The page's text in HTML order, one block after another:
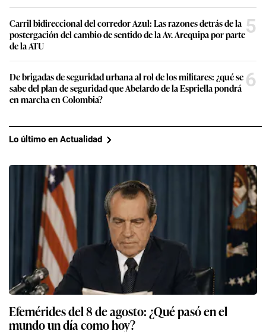
Carril bidireccional del corredor Azul: Las razones detrás de la
postergación del cambio de sentido de la Av. Arequipa por parte
de la ATU
5
De brigadas de seguridad urbana al rol de los militares: ¿qué se
sabe del plan de seguridad que Abelardo de la Espriella pondrá
en marcha en Colombia?
6
Lo último en Actualidad
Efemérides del 8 de agosto: ¿Qué pasó en el
mundo un día como hoy?